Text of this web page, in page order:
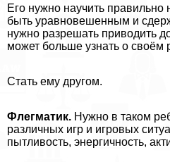
Его нужно научить правильно
быть уравновешенным и
нужно разрешать приводить
может больше узнать о своём
Стать ему другом.
Флегматик. Нужно в таком
различных игр и игровых
пытливость, энергичность,